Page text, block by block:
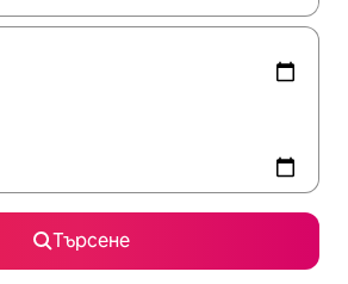
Търсене